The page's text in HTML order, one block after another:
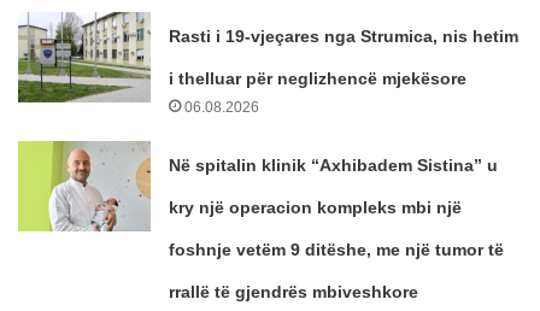
Rasti i 19-vjeçares nga Strumica, nis hetim
i thelluar për neglizhencë mjekësore
06.08.2026
Në spitalin klinik “Axhibadem Sistina” u
kry një operacion kompleks mbi një
foshnje vetëm 9 ditëshe, me një tumor të
rrallë të gjendrës mbiveshkore